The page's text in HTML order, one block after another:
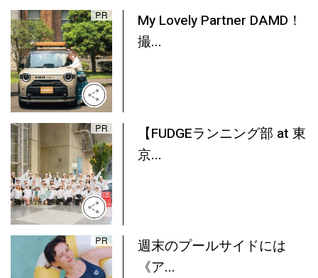
My Lovely Partner DAMD！
撮...
【FUDGEランニング部 at 東
京...
週末のプールサイドには
《ア...